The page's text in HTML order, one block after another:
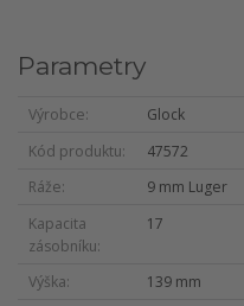
Parametry
Výrobce
Glock
Kód produktu
47572
Ráže
9 mm Luger
Kapacita
zásobníku
17
Výška
139 mm